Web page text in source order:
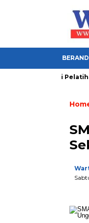
dari Pelatihan